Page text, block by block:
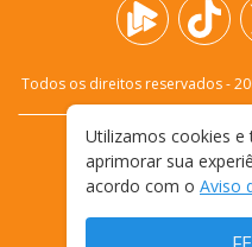
Todos os direitos reservados -
FALE
TERMOS E
Utilizamos cookies e
aprimorar sua
acordo com o Aviso